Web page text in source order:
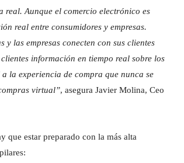
real. Aunque el comercio electrónico es
real entre consumidores y empresas.
las empresas conecten con sus clientes
información en tiempo real sobre los
la experiencia de compra que nunca se
virtual”, asegura Javier Molina, Ceo
que estar preparado con la más alta